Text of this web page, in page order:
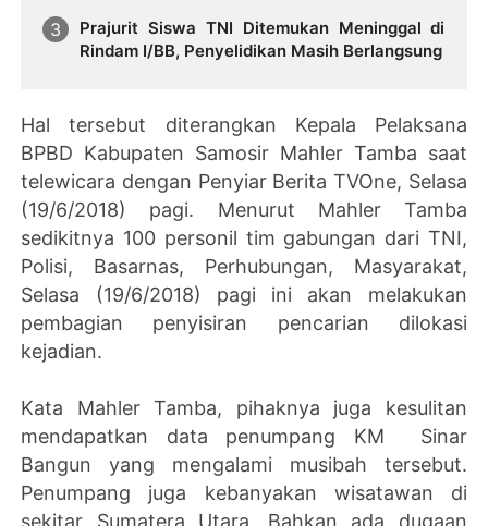
Prajurit Siswa TNI Ditemukan Meninggal di
Rindam I/BB, Penyelidikan Masih Berlangsung
Hal tersebut diterangkan Kepala Pelaksana
BPBD Kabupaten Samosir Mahler Tamba saat
telewicara dengan Penyiar Berita TVOne, Selasa
(19/6/2018) pagi. Menurut Mahler Tamba
sedikitnya 100 personil tim gabungan dari TNI,
Polisi, Basarnas, Perhubungan, Masyarakat,
Selasa (19/6/2018) pagi ini akan melakukan
pembagian penyisiran pencarian dilokasi
kejadian.
Kata Mahler Tamba, pihaknya juga kesulitan
mendapatkan data penumpang KM Sinar
Bangun yang mengalami musibah tersebut.
Penumpang juga kebanyakan wisatawan di
sekitar Sumatera Utara. Bahkan ada dugaan